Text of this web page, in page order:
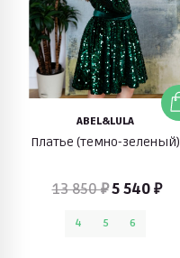
ABEL&LULA
Платье (темно-зеленый)
13 850 ₽5 540 ₽
4 5 6